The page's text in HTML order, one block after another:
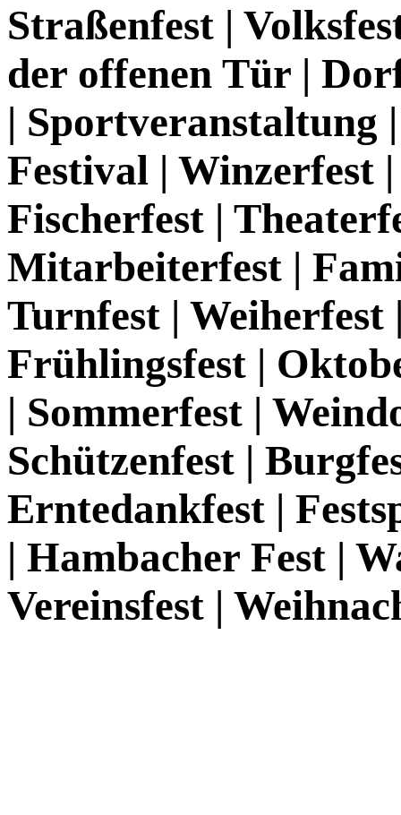
Straßenfest |
der offenen Tür |
| Sportveranstaltung
Festival | Winzerfest
Fischerfest |
Mitarbeiterfest |
Turnfest | Weiherfest
Frühlingsfest |
| Sommerfest |
Schützenfest |
Erntedankfest |
| Hambacher Fest |
Vereinsfest |